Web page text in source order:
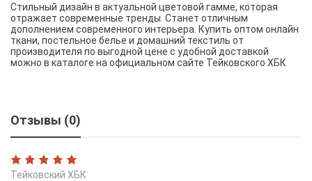
Стильный дизайн в актуальной цветовой гамме, которая
отражает современные тренды. Станет отличным
дополнением современного интерьера. Купить оптом онлайн
ткани, постельное белье и домашний текстиль от
производителя по выгодной цене с удобной доставкой
можно в каталоге на официальном сайте Тейковского ХБК
Отзывы (0)
Тейковский ХБК